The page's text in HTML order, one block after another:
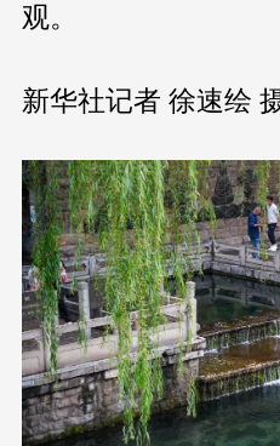
观。
新华社记者 徐速绘